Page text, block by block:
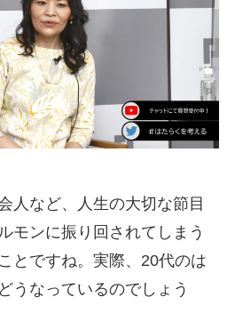
人など、人生の大切な節目
モンに振り回されてしまう
とですね。実際、20代のは
うなっているのでしょう